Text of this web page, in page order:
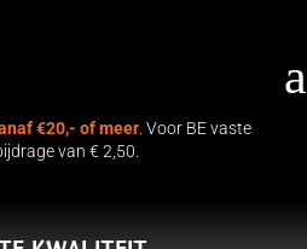
a
€20,- of meer. Voor BE vaste
van € 2,50.